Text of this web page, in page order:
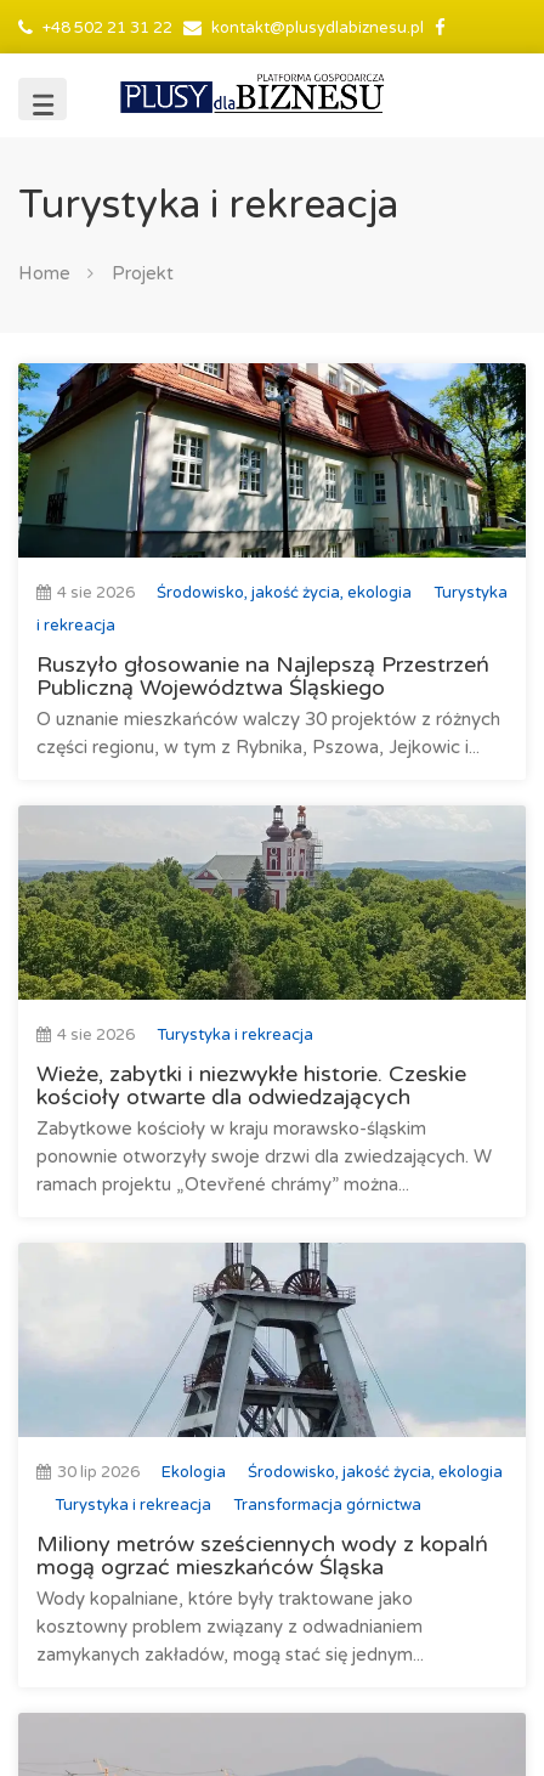
+48 502 21 31 22 kontakt@plusydlabiznesu.pl
Turystyka i rekreacja
Home Projekt
4 sie 2026 Środowisko, jakość życia, ekologia
Turystyka
i rekreacja
Ruszyło głosowanie na Najlepszą Przestrzeń
Publiczną Województwa Śląskiego
O uznanie mieszkańców walczy 30 projektów z różnych
części regionu, w tym z Rybnika, Pszowa, Jejkowic i...
4 sie 2026 Turystyka i rekreacja
Wieże, zabytki i niezwykłe historie. Czeskie
kościoły otwarte dla odwiedzających
Zabytkowe kościoły w kraju morawsko-śląskim
ponownie otworzyły swoje drzwi dla zwiedzających. W
ramach projektu „Otevřené chrámy” można...
30 lip 2026 Ekologia
Środowisko, jakość życia, ekologia
Turystyka i rekreacja
Transformacja górnictwa
Miliony metrów sześciennych wody z kopalń
mogą ogrzać mieszkańców Śląska
Wody kopalniane, które były traktowane jako
kosztowny problem związany z odwadnianiem
zamykanych zakładów, mogą stać się jednym...